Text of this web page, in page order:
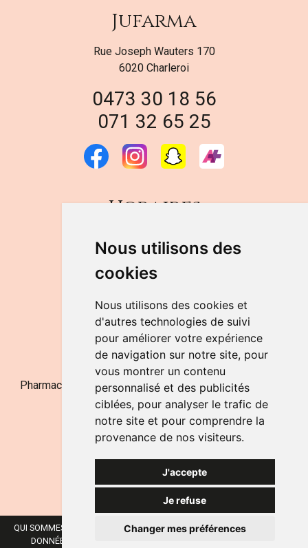
Nous utilisons des
cookies
Nous utilisons des cookies et
d'autres technologies de suivi
pour améliorer votre expérience
de navigation sur notre site, pour
vous montrer un contenu
personnalisé et des publicités
ciblées, pour analyser le trafic de
notre site et pour comprendre la
provenance de nos visiteurs.
J'accepte
Je refuse
Changer mes préférences
Jufarma
Rue Joseph Wauters 170
6020 Charleroi
0473 30 18 56
071 32 65 25
Horaires
DU LUNDI AU VENDREDI
de 9h à 12h30 et de 14h à 18h
LE SAMEDI
de 9h à 12h30
NOUS CONTACTER
Pharmacie Jufarma - Fatima Abachra - APB 521704 - N°
Entreprise BE0882-700-592
QUI SOMMES-NOUS ? NOS MARQUES MENTIONS LÉGALES
DONNÉES PERSONNELLES